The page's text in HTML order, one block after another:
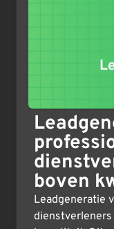
boven
Leadgeneratie